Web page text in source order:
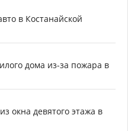
в Костанайской
дома из-за пожара в
окна девятого этажа в